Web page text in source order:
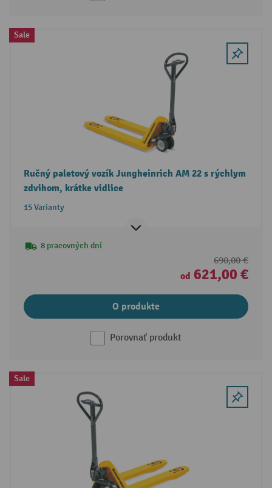
Sale
Ručný paletový vozík Jungheinrich AM 22 s rýchlym
zdvihom, krátke vidlice
15 Varianty
8 pracovných dní
690,00 €
od 621,00 €
O produkte
Porovnať produkt
Sale